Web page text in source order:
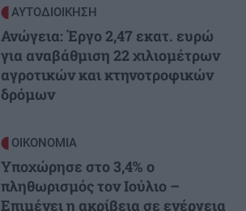
ΑΥΤΟΔΙΟΙΚΗΣΗ
Ανώγεια: Έργο 2,47 εκατ. ευρώ
για αναβάθμιση 22 χιλιομέτρων
αγροτικών και κτηνοτροφικών
δρόμων
ΟΙΚΟΝΟΜΙΑ
Υποχώρησε στο 3,4% ο
πληθωρισμός τον Ιούλιο –
Επιμένει η ακρίβεια σε ενέργεια